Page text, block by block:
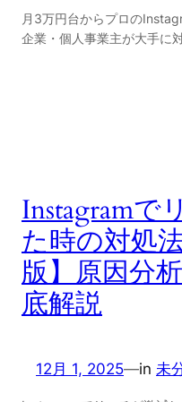
月3万円台からプロの
企業・個人事業主が大手に
Instagramで
た時の対処
版】原因分
底解説
12月 1, 2025—in 未